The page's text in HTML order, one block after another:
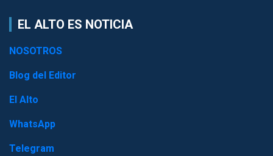
EL ALTO ES NOTICIA
NOSOTROS
Blog del Editor
El Alto
WhatsApp
Telegram